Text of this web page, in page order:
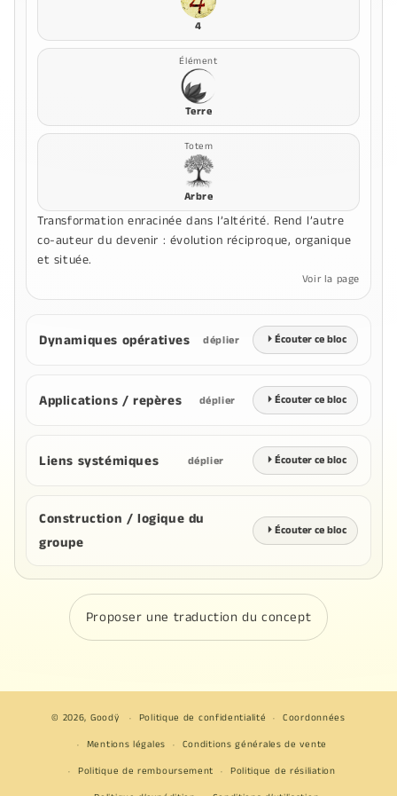
4
Élément
Terre
Totem
Arbre
Transformation enracinée dans l’altérité. Rend l’autre
co-auteur du devenir : évolution réciproque, organique
et située.
Voir la page
Dynamiques opératives déplier ⏵Écouter ce bloc
Applications / repères déplier ⏵Écouter ce bloc
Liens systémiques déplier ⏵Écouter ce bloc
Construction / logique du
groupe
⏵Écouter ce bloc
Proposer une traduction du concept
© 2026, Goodÿ Politique de confidentialité
Coordonnées
Mentions légales
Conditions générales de vente
Politique de remboursement
Politique de résiliation